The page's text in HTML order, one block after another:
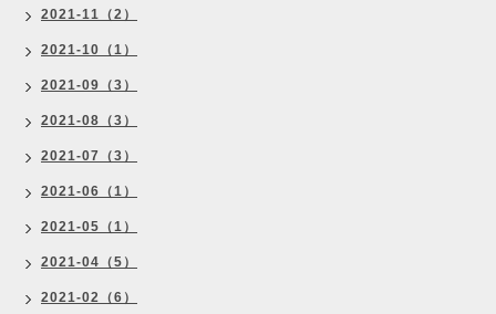
2021-11（2）
2021-10（1）
2021-09（3）
2021-08（3）
2021-07（3）
2021-06（1）
2021-05（1）
2021-04（5）
2021-02（6）